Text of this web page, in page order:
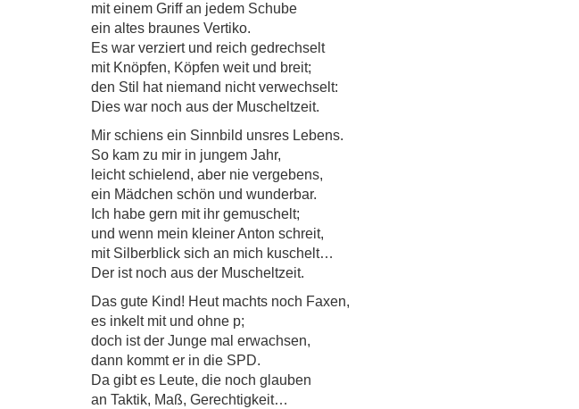
mit einem Griff an jedem Schube
ein altes braunes Vertiko.
Es war verziert und reich gedrechselt
mit Knöpfen, Köpfen weit und breit;
den Stil hat niemand nicht verwechselt:
Dies war noch aus der Muscheltzeit.
Mir schiens ein Sinnbild unsres Lebens.
So kam zu mir in jungem Jahr,
leicht schielend, aber nie vergebens,
ein Mädchen schön und wunderbar.
Ich habe gern mit ihr gemuschelt;
und wenn mein kleiner Anton schreit,
mit Silberblick sich an mich kuschelt…
Der ist noch aus der Muscheltzeit.
Das gute Kind! Heut machts noch Faxen,
es inkelt mit und ohne p;
doch ist der Junge mal erwachsen,
dann kommt er in die SPD.
Da gibt es Leute, die noch glauben
an Taktik, Maß, Gerechtigkeit…